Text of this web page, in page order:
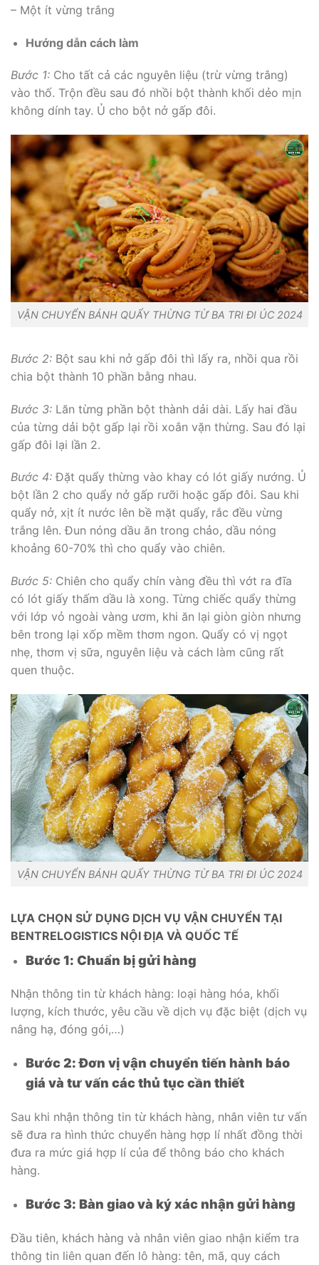
– Một ít vừng trắng
Hướng dẫn cách làm
Bước 1: Cho tất cả các nguyên liệu (trừ vừng trắng)
vào thố. Trộn đều sau đó nhồi bột thành khối dẻo mịn
không dính tay. Ủ cho bột nở gấp đôi.
VẬN CHUYỂN BÁNH QUẨY THỪNG TỪ BA TRI ĐI ÚC 2024
Bước 2: Bột sau khi nở gấp đôi thì lấy ra, nhồi qua rồi
chia bột thành 10 phần bằng nhau.
Bước 3: Lăn từng phần bột thành dải dài. Lấy hai đầu
của từng dải bột gấp lại rồi xoắn vặn thừng. Sau đó lại
gấp đôi lại lần 2.
Bước 4:Đặt quẩy thừng vào khay có lót giấy nướng. Ủ
bột lần 2 cho quẩy nở gấp rưỡi hoặc gấp đôi. Sau khi
quẩy nở, xịt ít nước lên bề mặt quẩy, rắc đều vừng
trắng lên. Đun nóng dầu ăn trong chảo, dầu nóng
khoảng 60-70% thì cho quẩy vào chiên.
Bước 5: Chiên cho quẩy chín vàng đều thì vớt ra đĩa
có lót giấy thấm dầu là xong. Từng chiếc quẩy thừng
với lớp vỏ ngoài vàng ươm, khi ăn lại giòn giòn nhưng
bên trong lại xốp mềm thơm ngon. Quẩy có vị ngọt
nhẹ, thơm vị sữa, nguyên liệu và cách làm cũng rất
quen thuộc.
VẬN CHUYỂN BÁNH QUẨY THỪNG TỪ BA TRI ĐI ÚC 2024
LỰA CHỌN SỬ DỤNG DỊCH VỤ VẬN CHUYỂN TẠI
BENTRELOGISTICS NỘI ĐỊA VÀ QUỐC TẾ
Bước 1: Chuẩn bị gửi hàng
Nhận thông tin từ khách hàng: loại hàng hóa, khối
lượng, kích thước, yêu cầu về dịch vụ đặc biệt (dịch vụ
nâng hạ, đóng gói,…)
Bước 2: Đơn vị vận chuyển tiến hành báo
giá và tư vấn các thủ tục cần thiết
Sau khi nhận thông tin từ khách hàng, nhân viên tư vấn
sẽ đưa ra hình thức chuyển hàng hợp lí nhất đồng thời
đưa ra mức giá hợp lí của để thông báo cho khách
hàng.
Bước 3: Bàn giao và ký xác nhận gửi hàng
Đầu tiên, khách hàng và nhân viên giao nhận kiểm tra
thông tin liên quan đến lô hàng: tên, mã, quy cách